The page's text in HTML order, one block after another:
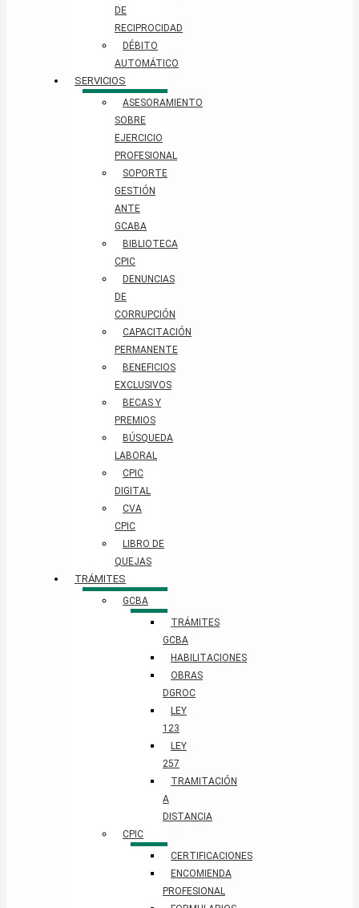
DE
RECIPROCIDAD
DÉBITO
AUTOMÁTICO
SERVICIOS
ASESORAMIENTO
SOBRE
EJERCICIO
PROFESIONAL
SOPORTE
GESTIÓN
ANTE
GCABA
BIBLIOTECA
CPIC
DENUNCIAS
DE
CORRUPCIÓN
CAPACITACIÓN
PERMANENTE
BENEFICIOS
EXCLUSIVOS
BECAS Y
PREMIOS
BÚSQUEDA
LABORAL​
CPIC
DIGITAL
CVA
CPIC
LIBRO DE
QUEJAS
TRÁMITES
GCBA
TRÁMITES
GCBA
HABILITACIONES
OBRAS
DGROC
LEY
123
LEY
257
TRAMITACIÓN
A
DISTANCIA
CPIC
CERTIFICACIONES
ENCOMIENDA
PROFESIONAL